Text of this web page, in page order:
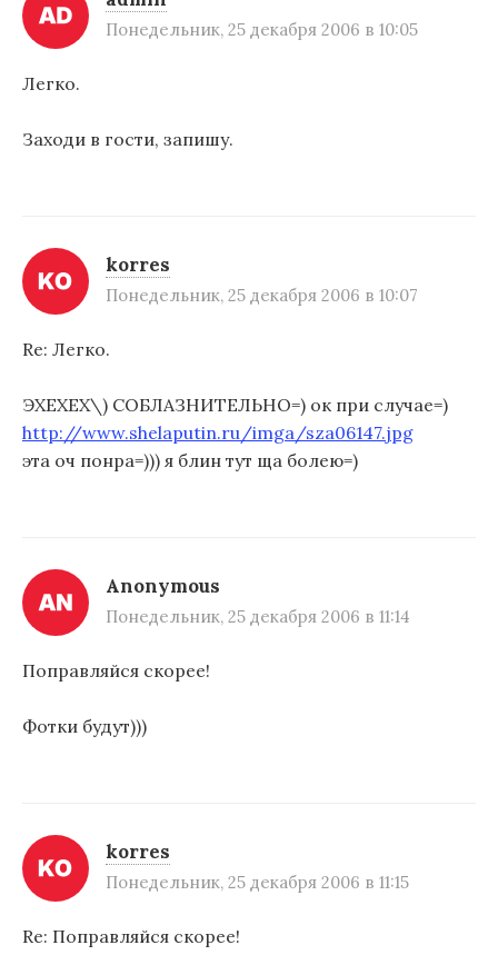
Понедельник, 25 декабря 2006 в 10:05
Легко.
Заходи в гости, запишу.
korres
Понедельник, 25 декабря 2006 в 10:07
Re: Легко.
ЭХЕХЕХ\) СОБЛАЗНИТЕЛЬНО=) ок при случае=)
http://www.shelaputin.ru/imga/sza06147.jpg
эта оч понра=))) я блин тут ща болею=)
Anonymous
Понедельник, 25 декабря 2006 в 11:14
Поправляйся скорее!
Фотки будут)))
korres
Понедельник, 25 декабря 2006 в 11:15
Re: Поправляйся скорее!